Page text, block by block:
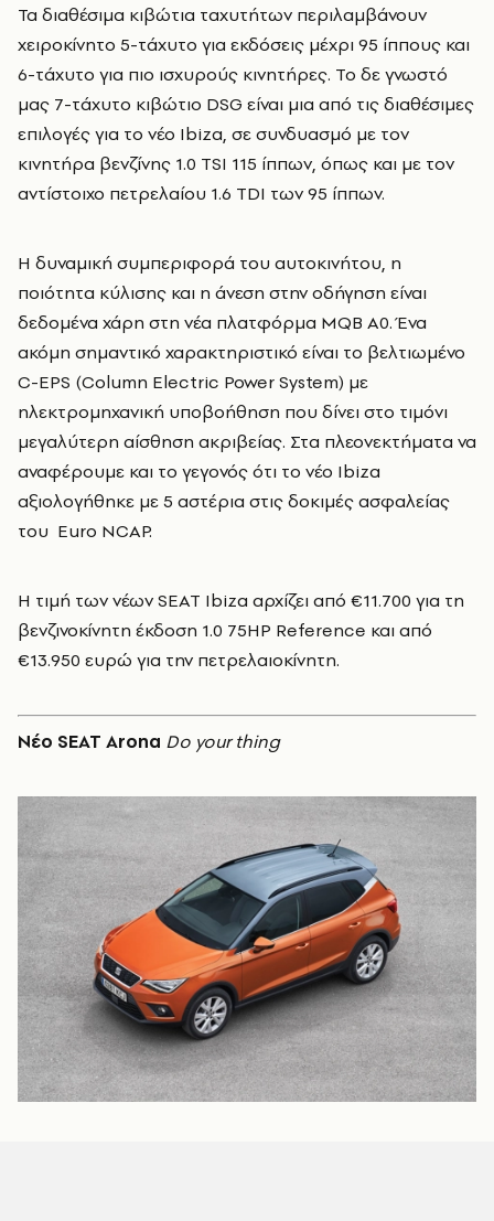
Τα διαθέσιμα κιβώτια ταχυτήτων περιλαμβάνουν
χειροκίνητο 5-τάχυτο για εκδόσεις μέχρι 95 ίππους και
6-τάχυτο για πιο ισχυρούς κινητήρες. Το δε γνωστό
μας 7-τάχυτο κιβώτιο DSG είναι μια από τις διαθέσιμες
επιλογές για το νέο Ibiza, σε συνδυασμό με τον
κινητήρα βενζίνης 1.0 TSI 115 ίππων, όπως και με τον
αντίστοιχο πετρελαίου 1.6 TDI των 95 ίππων.
Η δυναμική συμπεριφορά του αυτοκινήτου, η
ποιότητα κύλισης και η άνεση στην οδήγηση είναι
δεδομένα χάρη στη νέα πλατφόρμα MQB A0. Ένα
ακόμη σημαντικό χαρακτηριστικό είναι το βελτιωμένο
C-EPS (Column Electric Power System) με
ηλεκτρομηχανική υποβοήθηση που δίνει στο τιμόνι
μεγαλύτερη αίσθηση ακριβείας. Στα πλεονεκτήματα να
αναφέρουμε και το γεγονός ότι το νέο Ibiza
αξιολογήθηκε με 5 αστέρια στις δοκιμές ασφαλείας
του Euro NCAP.
Η τιμή των νέων SEAT Ibiza αρχίζει από €11.700 για τη
βενζινοκίνητη έκδοση 1.0 75HP Reference και από
€13.950 ευρώ για την πετρελαιοκίνητη.
Νέο SEAT Arona Do your thing